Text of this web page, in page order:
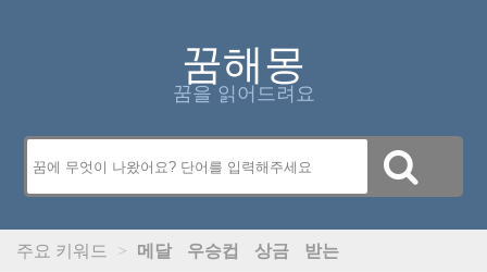
꿈해몽
꿈을 읽어드려요
주요 키워드 > 메달 우승컵 상금 받는